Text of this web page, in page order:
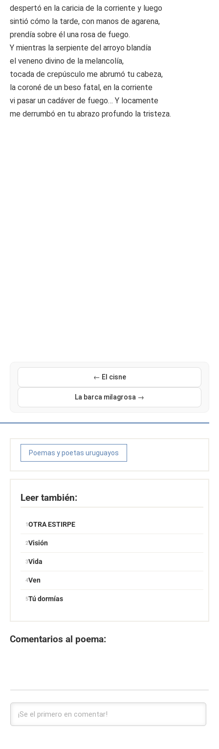
despertó en la caricia de la corriente y luego
sintió cómo la tarde, con manos de agarena,
prendía sobre él una rosa de fuego.
Y mientras la serpiente del arroyo blandía
el veneno divino de la melancolía,
tocada de crepúsculo me abrumó tu cabeza,
la coroné de un beso fatal, en la corriente
vi pasar un cadáver de fuego… Y locamente
me derrumbó en tu abrazo profundo la tristeza.
← El cisne
La barca milagrosa →
Poemas y poetas uruguayos
Leer también:
OTRA ESTIRPE
Visión
Vida
Ven
Tú dormías
Comentarios al poema: